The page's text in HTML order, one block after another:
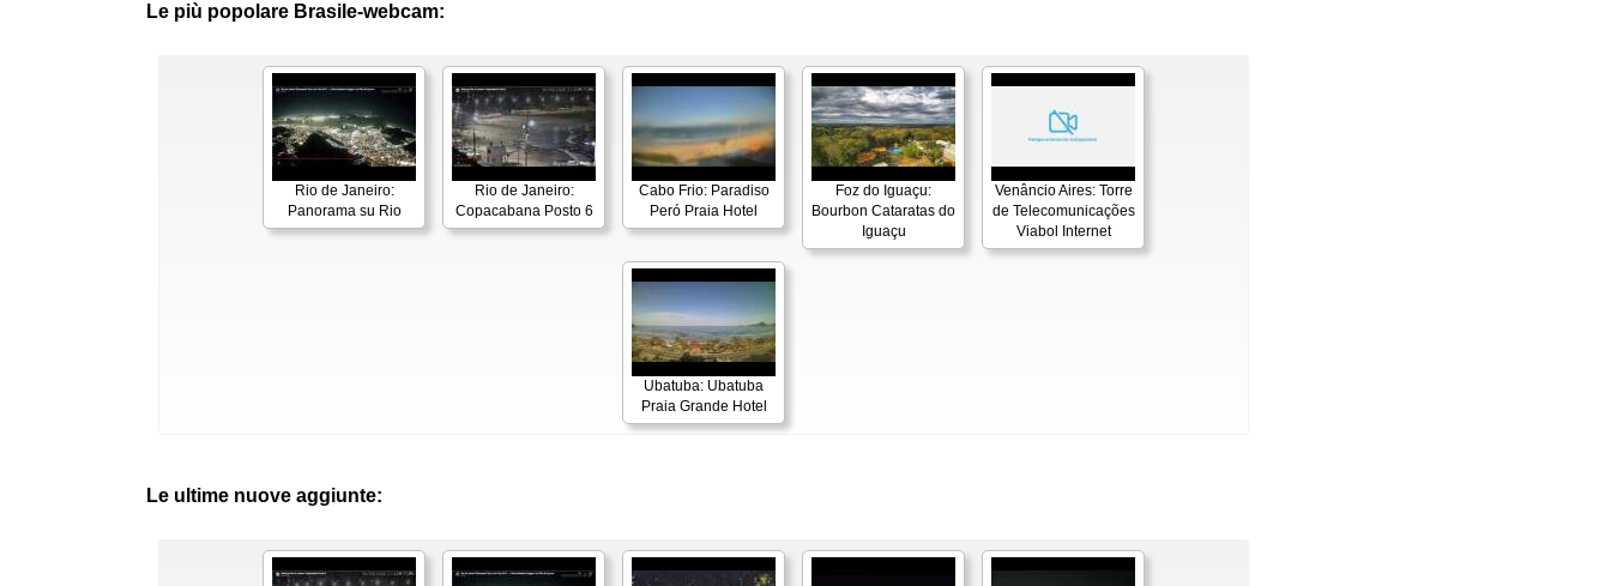
Le più popolare Brasile-webcam:
Rio de Janeiro:
Panorama su Rio
Rio de Janeiro:
Copacabana Posto 6
Cabo Frio: Paradiso
Peró Praia Hotel
Foz do Iguaçu:
Bourbon Cataratas do
Iguaçu
Venâncio Aires: Torre
de Telecomunicações
Viabol Internet
Ubatuba: Ubatuba
Praia Grande Hotel
Le ultime nuove aggiunte: